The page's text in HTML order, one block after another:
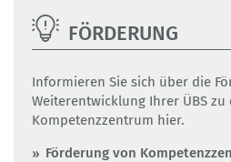
FÖRDERUNG
Informieren Sie sich über die
Weiterentwicklung Ihrer ÜBS zu
Kompetenzzentrum hier.
Förderung von